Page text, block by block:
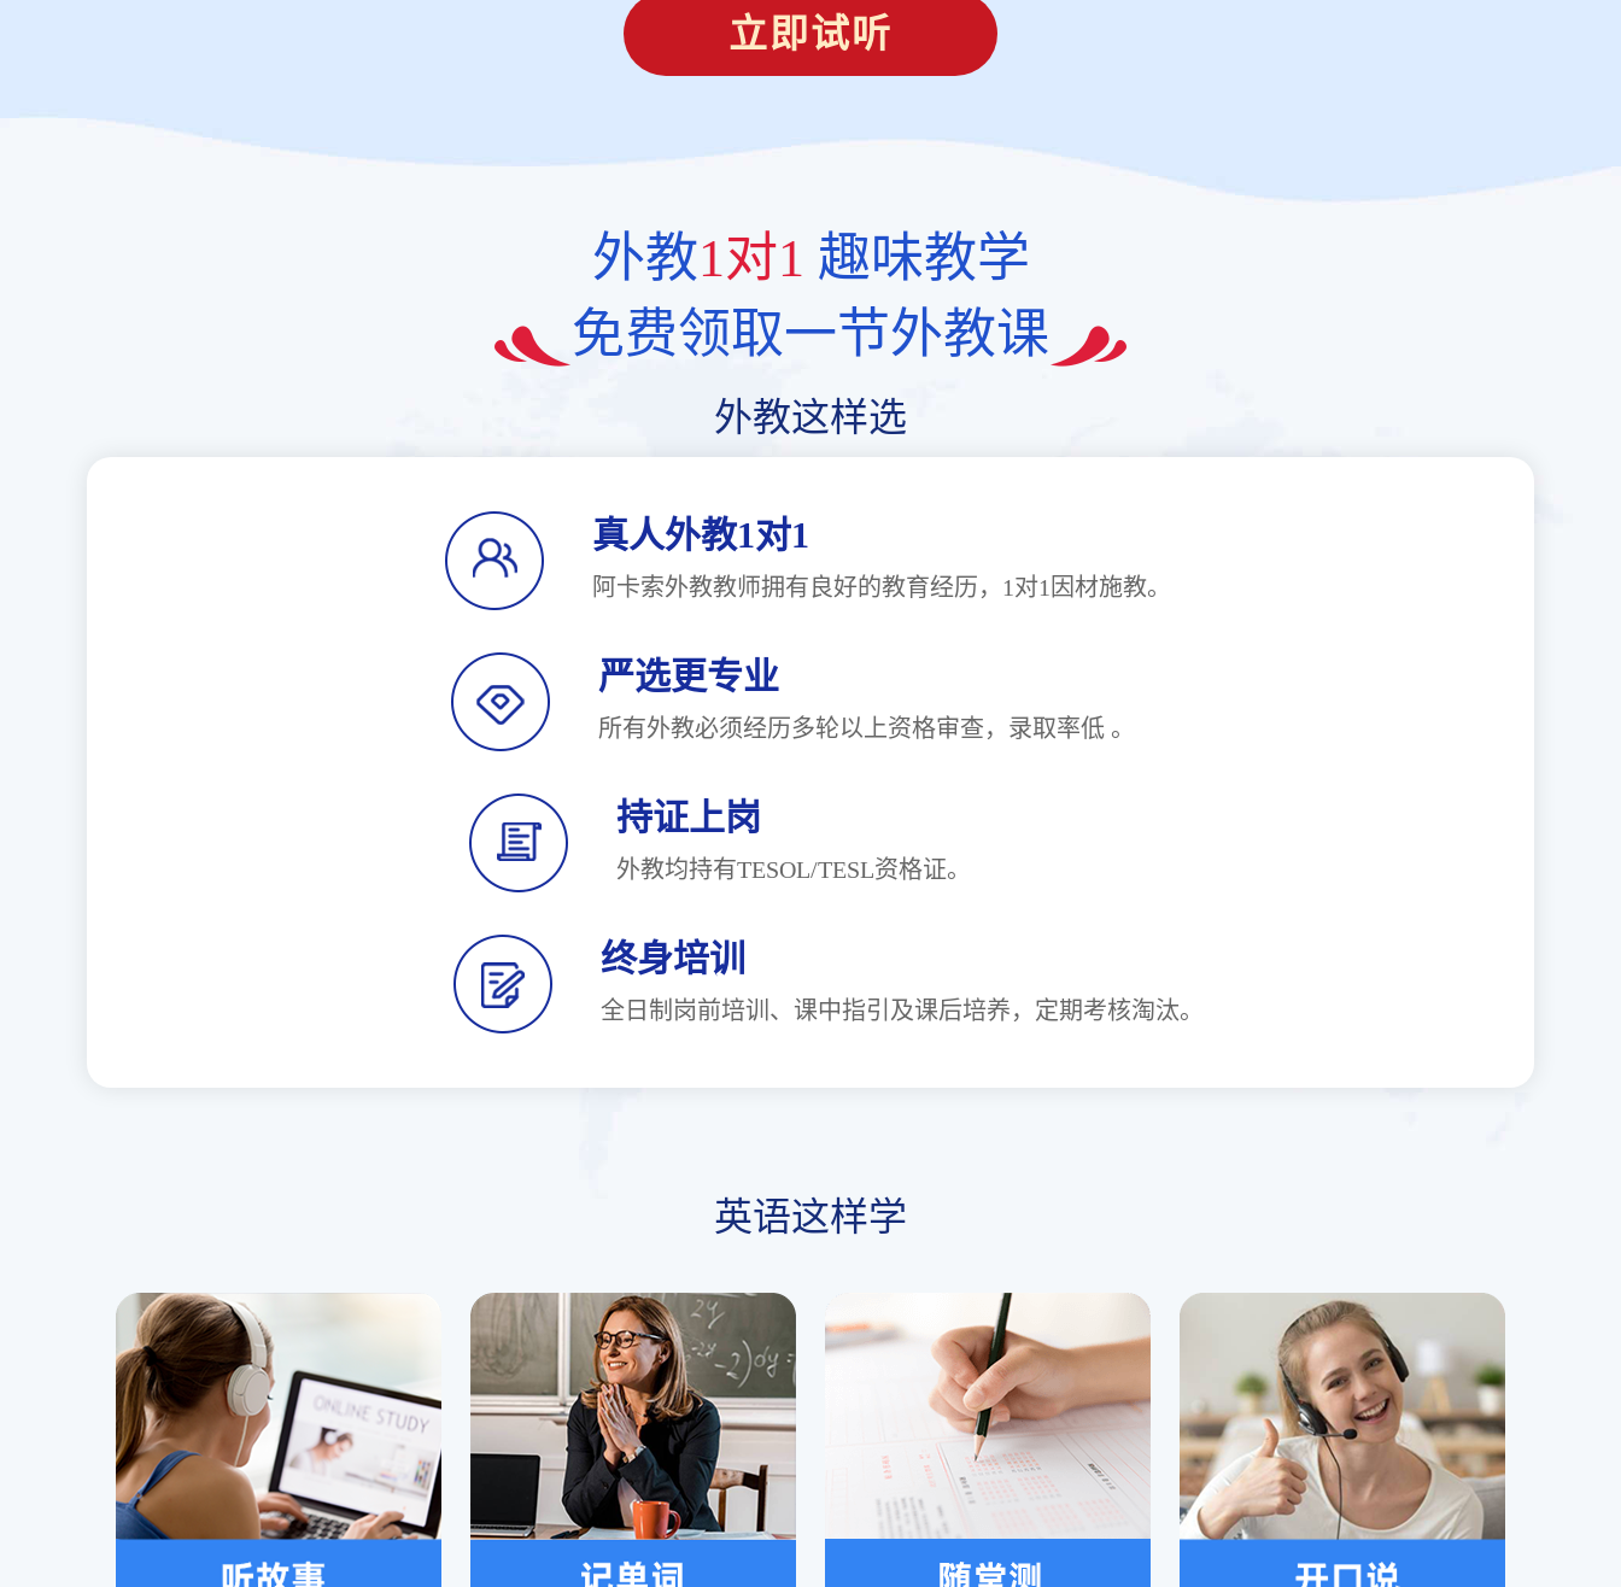
立即试听
外教1对1 趣味教学
免费领取一节外教课
外教这样选
真人外教1对1
阿卡索外教教师拥有良好的教育经历，1对1因材施教。
严选更专业
所有外教必须经历多轮以上资格审查，录取率低 。
持证上岗
外教均持有TESOL/TESL资格证。
终身培训
全日制岗前培训、课中指引及课后培养，定期考核淘汰。
英语这样学